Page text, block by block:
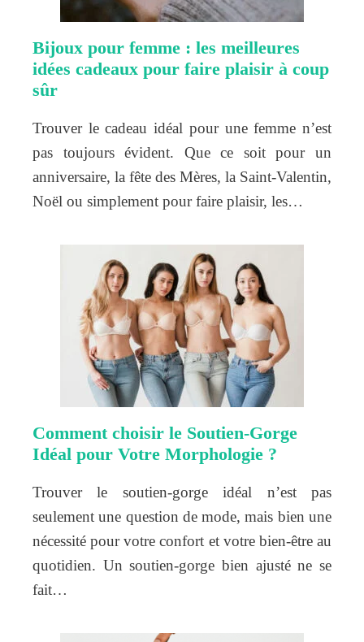
Bijoux pour femme : les meilleures
idées cadeaux pour faire plaisir à coup
sûr
Trouver le cadeau idéal pour une femme n’est
pas toujours évident. Que ce soit pour un
anniversaire, la fête des Mères, la Saint-Valentin,
Noël ou simplement pour faire plaisir, les…
Comment choisir le Soutien-Gorge
Idéal pour Votre Morphologie ?
Trouver le soutien-gorge idéal n’est pas
seulement une question de mode, mais bien une
nécessité pour votre confort et votre bien-être au
quotidien. Un soutien-gorge bien ajusté ne se
fait…